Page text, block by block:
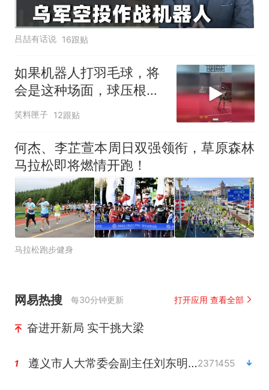
吕喆有话说 16跟贴
如果机器人打羽毛球，将
会是这种场面，球压根落
不了地！
笑料匣子 12跟贴
何杰、李芷萱本周日双强领衔，草原森林
马拉松即将燃情开跑！
马拉松跑步健身
网易热搜 每30分钟更新 打开应用 查看全部
奋进开新局 实干挑大梁
1 遵义市人大常委会副主任刘东明被查2371455